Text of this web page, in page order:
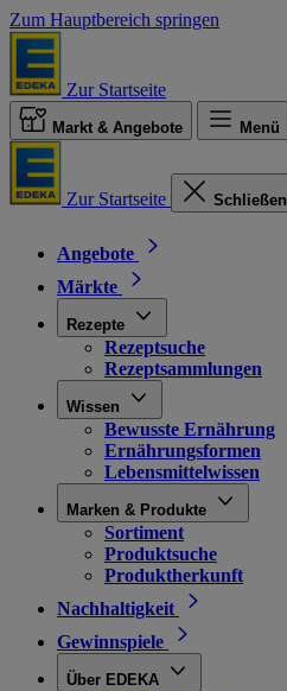
Zum Hauptbereich springen
Zur Startseite
Markt & Angebote Menü
Zur Startseite Schließen
Angebote
Märkte
Rezepte
Rezeptsuche
Rezeptsammlungen
Wissen
Bewusste Ernährung
Ernährungsformen
Lebensmittelwissen
Marken & Produkte
Sortiment
Produktsuche
Produktherkunft
Nachhaltigkeit
Gewinnspiele
Über EDEKA